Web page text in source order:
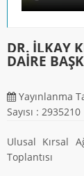
DR. İLKAY
DAIRE
Yayınlanma
Sayısı : 2935210
Ulusal Kırsal
Toplantısı